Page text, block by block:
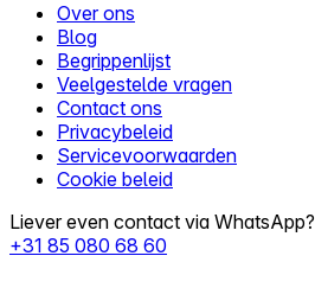
Over ons
Blog
Begrippenlijst
Veelgestelde vragen
Contact ons
Privacybeleid
Servicevoorwaarden
Cookie beleid
Liever even contact via WhatsApp?
+31 85 080 68 60